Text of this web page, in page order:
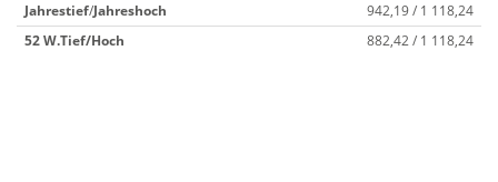
Jahrestief/Jahreshoch
942,19 / 1 118,24
52 W.Tief/Hoch 882,42 / 1 118,24